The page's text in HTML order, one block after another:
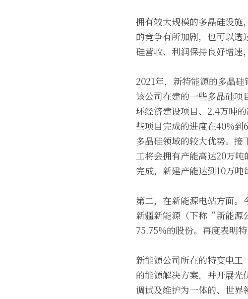
拥有较大规模的多晶硅设施
的竞争有所加剧，也可以
硅营收、利润保持良好增速
2021年，新特能源的多晶
该公司在建的一些多晶硅
环经济建设项目、2.4万吨
些项目完成的进度在40%到
多晶硅领域的较大优势。
工将会拥有产能高达20万
完成，新建产能达到10万吨
第二，在新能源电站方面。
新疆新能源（下称“新能源
75.75%的股份。再度表明
新能源公司所在的特变电
的能源解决方案，并开展光
调试及维护为一体的、世界